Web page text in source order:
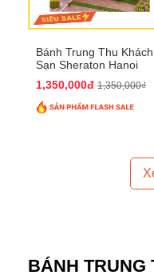
Bánh Trung Thu Khách
Sạn Sheraton Hanoi
1,350,000đ 1,350,000₫
BÁNH TRUNG